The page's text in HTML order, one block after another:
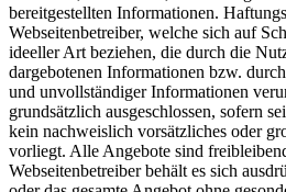
bereitgestellten Informationen.
Webseitenbetreiber, welche sich auf
ideeller Art beziehen, die durch die
dargebotenen Informationen bzw.
und unvollständiger Informationen
grundsätzlich ausgeschlossen, sofern
kein nachweislich vorsätzliches oder
vorliegt. Alle Angebote sind
Webseitenbetreiber behält es sich